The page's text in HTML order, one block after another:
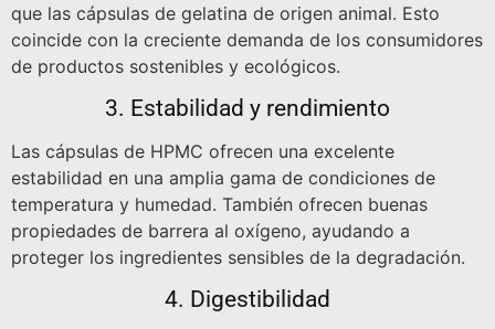
que las cápsulas de gelatina de origen animal. Esto
coincide con la creciente demanda de los consumidores
de productos sostenibles y ecológicos.
3. Estabilidad y rendimiento
Las cápsulas de HPMC ofrecen una excelente
estabilidad en una amplia gama de condiciones de
temperatura y humedad. También ofrecen buenas
propiedades de barrera al oxígeno, ayudando a
proteger los ingredientes sensibles de la degradación.
4. Digestibilidad